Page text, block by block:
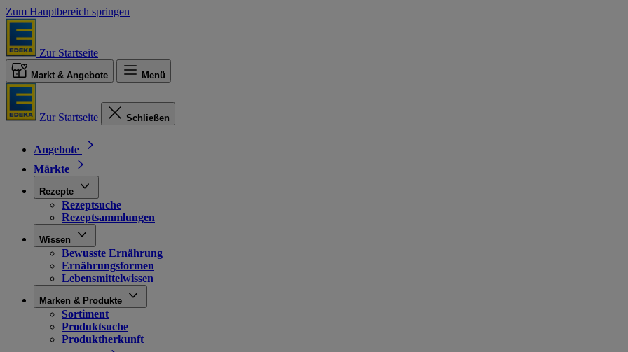
Zum Hauptbereich springen
Zur Startseite
Markt & Angebote Menü
Zur Startseite Schließen
Angebote
Märkte
Rezepte
Rezeptsuche
Rezeptsammlungen
Wissen
Bewusste Ernährung
Ernährungsformen
Lebensmittelwissen
Marken & Produkte
Sortiment
Produktsuche
Produktherkunft